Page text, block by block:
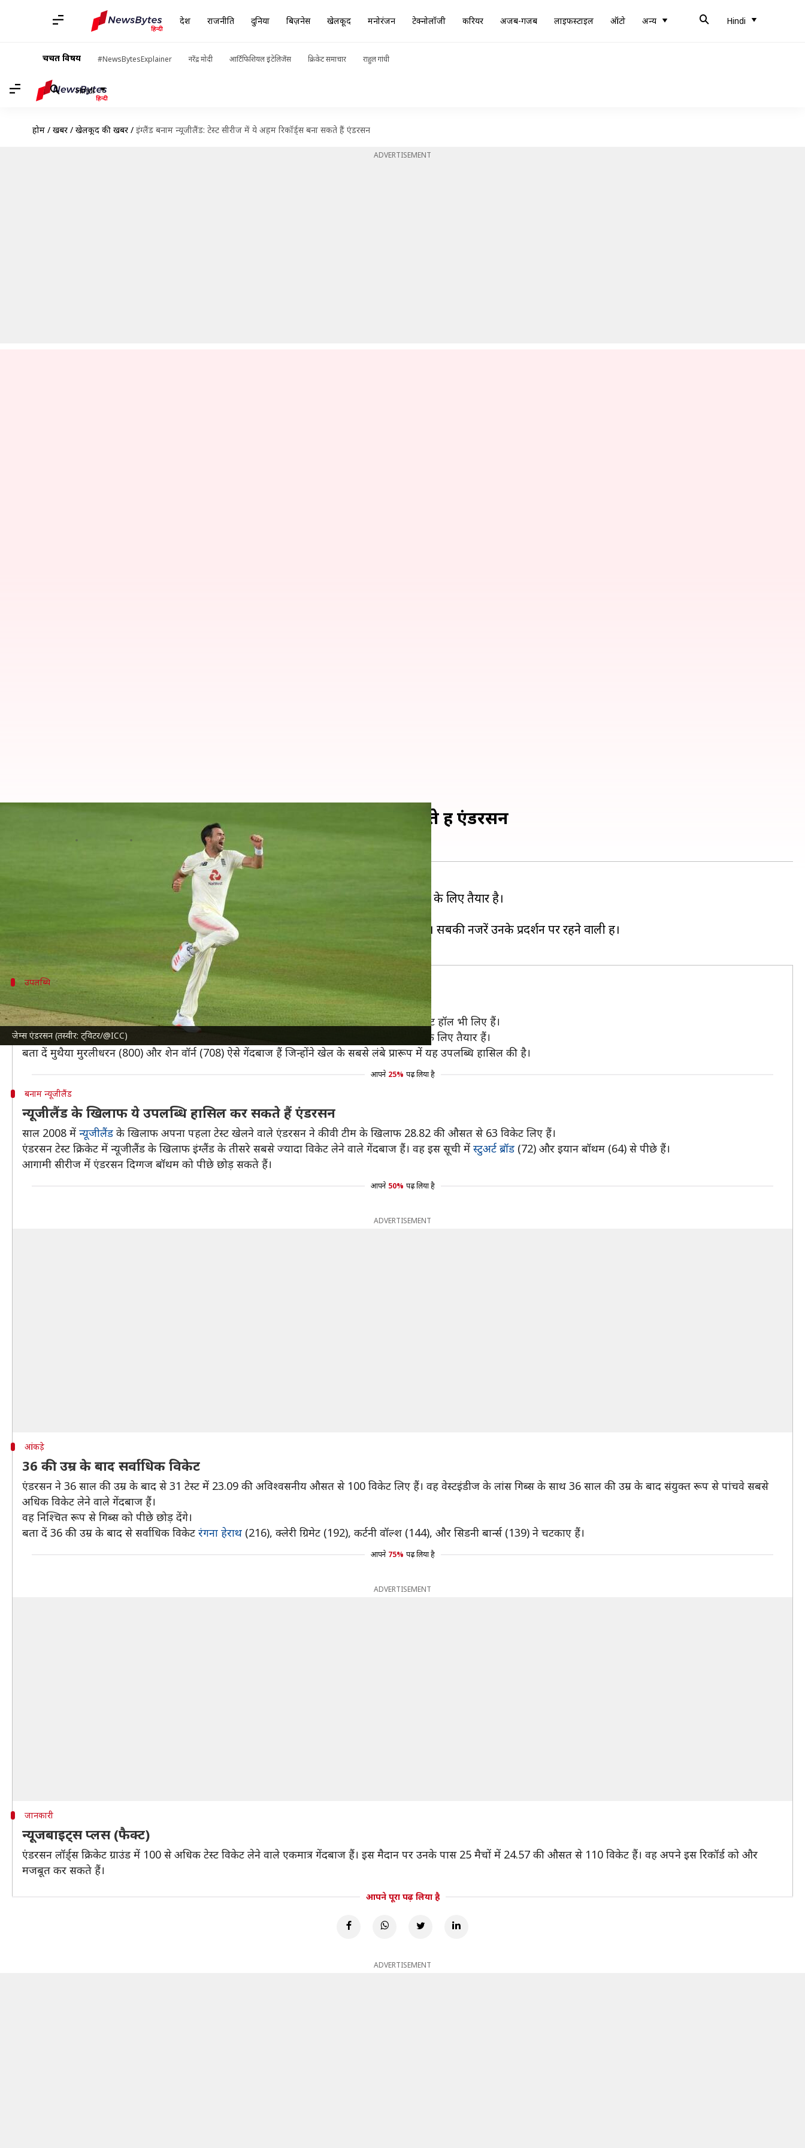
देश राजनीति दुनिया बिज़नेस खेलकूद मनोरंजन टेक्नोलॉजी करियर अजब-गजब लाइफस्टाइल ऑटो अन्य Hindi
चर्चित विषय #NewsBytesExplainer नरेंद्र मोदी आर्टिफिशियल इंटेलिजेंस क्रिकेट समाचार राहुल गांधी
Hindi
होम / खबरें / खेलकूद की खबरें / इंग्लैंड बनाम न्यूजीलैंड: टेस्ट सीरीज में ये अहम रिकॉर्ड्स बना सकते हैं एंडरसन
ADVERTISEMENT
जेम्स एंडरसन (तस्वीर: ट्विटर/@ICC)
इंग्लैंड बनाम न्यूजीलैंड: टेस्ट सीरीज में ये अहम रिकॉर्ड्स बना सकते हैं एंडरसन
2 जून से शुरू होने वाली तीन मैचों की टेस्ट सीरीज में न्यूजीलैंड की मेजबानी करने के लिए तैयार है।
लॉर्ड्स, ट्रेंट ब्रिज और हेडिंग्ले क्रमशः तीन मैचों की मेजबानी करेंगे।
इस टेस्ट सीरीज के लिए अनुभवी गेंदबाज जेम्स एंडरसन को इंग्लिश टीम में वापस बुला लिया गया है। सबकी नजरें उनके प्रदर्शन पर रहने वाली हैं।
उपलब्धि
650 टेस्ट विकेट पूरे कर सकते हैं एंडरसन
एंडरसनने अब तक 169 टेस्ट में 26.58 की औसत से 640 विकेट लिए हैं। इस बीच उन्होंने 31 फाइव विकेट हॉल भी लिए हैं।
वह 650 या उससे अधिक टेस्ट विकेट के साथ पहले तेज गेंदबाज और कुल मिलाकर तीसरे खिलाड़ी बनने के लिए तैयार हैं।
बता दें मुथैया मुरलीधरन (800) और शेन वॉर्न (708) ऐसे गेंदबाज हैं जिन्होंने खेल के सबसे लंबे प्रारूप में यह उपलब्धि हासिल की है।
आपने 25% पढ़ लिया है
बनाम न्यूजीलैंड
न्यूजीलैंड के खिलाफ ये उपलब्धि हासिल कर सकते हैं एंडरसन
साल 2008 में न्यूजीलैंड के खिलाफ अपना पहला टेस्ट खेलने वाले एंडरसन ने कीवी टीम के खिलाफ 28.82 की औसत से 63 विकेट लिए हैं।
एंडरसन टेस्ट क्रिकेट में न्यूजीलैंड के खिलाफ इंग्लैंड के तीसरे सबसे ज्यादा विकेट लेने वाले गेंदबाज हैं। वह इस सूची में स्टुअर्ट ब्रॉड (72) और इयान बॉथम (64) से पीछे हैं।
आगामी सीरीज में एंडरसन दिग्गज बॉथम को पीछे छोड़ सकते हैं।
आपने 50% पढ़ लिया है
ADVERTISEMENT
आंकड़े
36 की उम्र के बाद सर्वाधिक विकेट
एंडरसन ने 36 साल की उम्र के बाद से 31 टेस्ट में 23.09 की अविश्वसनीय औसत से 100 विकेट लिए हैं। वह वेस्टइंडीज के लांस गिब्स के साथ 36 साल की उम्र के बाद संयुक्त रूप से पांचवे सबसे
अधिक विकेट लेने वाले गेंदबाज हैं।
वह निश्चित रूप से गिब्स को पीछे छोड़ देंगे।
बता दें 36 की उम्र के बाद से सर्वाधिक विकेट रंगना हेराथ (216), क्लेरी ग्रिमेट (192), कर्टनी वॉल्श (144), और सिडनी बार्न्स (139) ने चटकाए हैं।
आपने 75% पढ़ लिया है
ADVERTISEMENT
जानकारी
न्यूजबाइट्स प्लस (फैक्ट)
एंडरसन लॉर्ड्स क्रिकेट ग्राउंड में 100 से अधिक टेस्ट विकेट लेने वाले एकमात्र गेंदबाज हैं। इस मैदान पर उनके पास 25 मैचों में 24.57 की औसत से 110 विकेट हैं। वह अपने इस रिकॉर्ड को और
मजबूत कर सकते हैं।
आपने पूरा पढ़ लिया है
ADVERTISEMENT